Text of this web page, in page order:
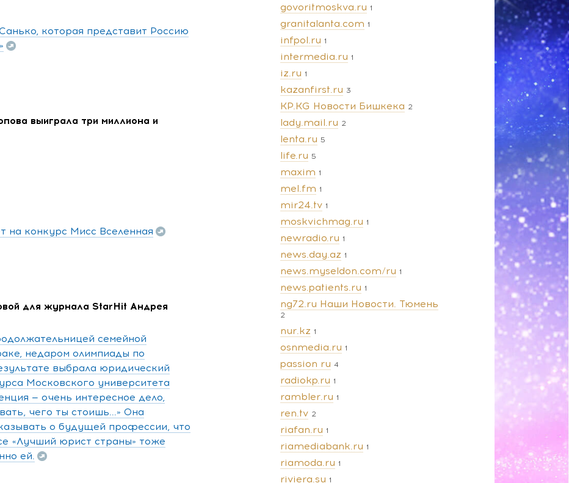
которая представит Россию
выиграла три миллиона и
на конкурс Мисс Вселенная
для журнала StarHit Андрея
семейной
недаром олимпиады по
выбрала юридический
Московского университета
— очень интересное дело,
чего ты стоишь...» Она
о будущей профессии, что
«Лучший юрист страны» тоже
ей.
govoritmoskva.ru 1
granitalanta.com 1
infpol.ru 1
intermedia.ru 1
iz.ru 1
kazanfirst.ru 3
KP.KG Новости Бишкека 2
lady.mail.ru 2
lenta.ru 5
life.ru 5
maxim 1
mel.fm 1
mir24.tv 1
moskvichmag.ru 1
newradio.ru 1
news.day.az 1
news.myseldon.com/ru 1
news.patients.ru 1
ng72.ru Наши Новости. Тюмень
2
nur.kz 1
osnmedia.ru 1
passion ru 4
radiokp.ru 1
rambler.ru 1
ren.tv 2
riafan.ru 1
riamediabank.ru 1
riamoda.ru 1
riviera.su 1